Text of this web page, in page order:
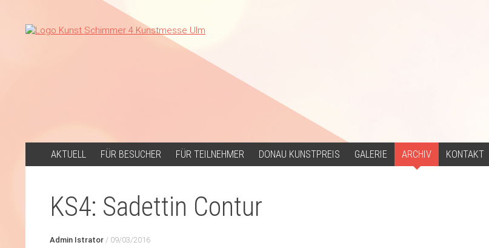
INHALT
AKTUELL FÜR BESUCHER FÜR TEILNEHMER DONAU KUNSTPREIS GALERIE ARCHIV KONTAKT
KS4: Sadettin Contur
Admin Istrator / 09/03/2016